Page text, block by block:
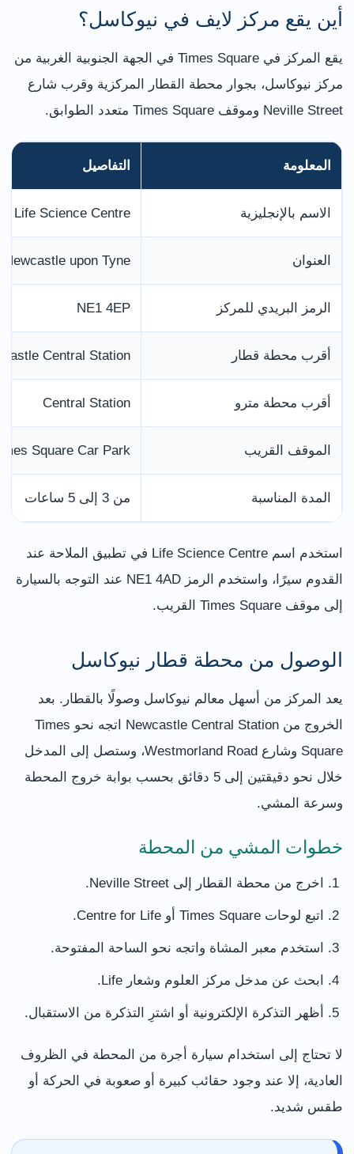
أين يقع مركز لايف في نيوكاسل؟
يقع المركز في Times Square في الجهة الجنوبية الغربية من
مركز نيوكاسل، بجوار محطة القطار المركزية وقرب شارع
Neville Street وموقف Times Square متعدد الطوابق.
المعلومة التفاصيل
الاسم بالإنجليزية Life Science Centre
العنوان upon Tyne
الرمز البريدي للمركز NE1 4EP
أقرب محطة قطار Central Station
أقرب محطة مترو Central Station
الموقف القريب Square Car Park
المدة المناسبة من 3 إلى 5 ساعات
استخدم اسم Life Science Centre في تطبيق الملاحة عند
القدوم سيرًا، واستخدم الرمز NE1 4AD عند التوجه بالسيارة
إلى موقف Times Square القريب.
الوصول من محطة قطار نيوكاسل
يعد المركز من أسهل معالم نيوكاسل وصولًا بالقطار. بعد
الخروج من Newcastle Central Station اتجه نحو Times
Square وشارع Westmorland Road، وستصل إلى المدخل
خلال نحو دقيقتين إلى 5 دقائق بحسب بوابة خروج المحطة
وسرعة المشي.
خطوات المشي من المحطة
اخرج من محطة القطار إلى Neville Street.
اتبع لوحات Times Square أو Centre for Life.
استخدم معبر المشاة واتجه نحو الساحة المفتوحة.
ابحث عن مدخل مركز العلوم وشعار Life.
أظهر التذكرة الإلكترونية أو اشترِ التذكرة من الاستقبال.
لا تحتاج إلى استخدام سيارة أجرة من المحطة في الظروف
العادية، إلا عند وجود حقائب كبيرة أو صعوبة في الحركة أو
طقس شديد.